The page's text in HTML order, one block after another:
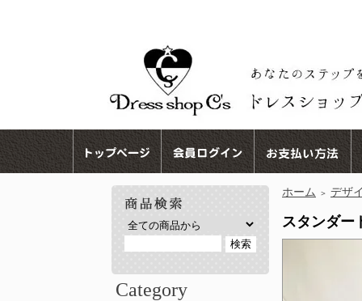
Category
ホーム ＞ デザ
スタンダ